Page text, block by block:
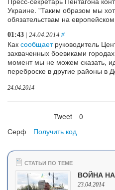
Украине. "Таким образом мы
обязательствам на
01:43 | 24.04.2014 #
Как сообщаетруководитель
захваченных боевиками
момент мы не можем сказать,
переброске в другие районы в
24.04.2014
Tweet
0
Серф
Получить код
СТАТЬИ ПО ТЕМЕ
ВОЙНА
23.04.2014